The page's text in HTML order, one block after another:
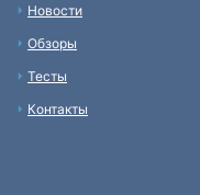
Новости
Обзоры
Тесты
Контакты